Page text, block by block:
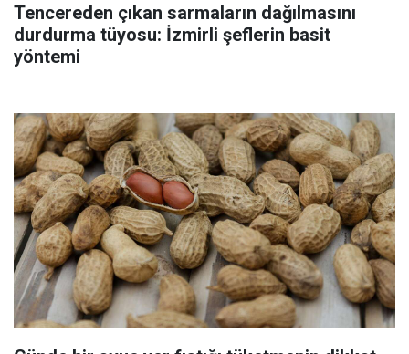
Tencereden çıkan sarmaların dağılmasını
durdurma tüyosu: İzmirli şeflerin basit
yöntemi